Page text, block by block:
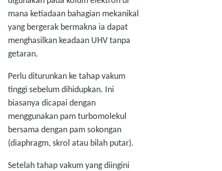
mana ketiadaan bahagian mekanikal
yang bergerak bermakna ia dapat
menghasilkan keadaan UHV tanpa
getaran.
Perlu diturunkan ke tahap vakum
tinggi sebelum dihidupkan. Ini
biasanya dicapai dengan
menggunakan pam turbomolekul
bersama dengan pam sokongan
(diaphragm, skrol atau bilah putar).
Setelah tahap vakum yang diingini